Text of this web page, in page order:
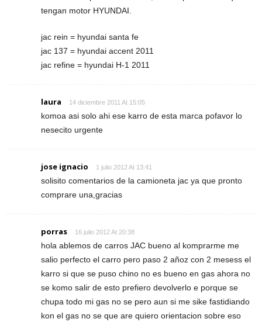
tengan motor HYUNDAI.
jac rein = hyundai santa fe
jac 137 = hyundai accent 2011
jac refine = hyundai H-1 2011
laura 14 diciembre 2011 At 15:05
komoa asi solo ahi ese karro de esta marca pofavor lo
nesecito urgente
jose ignacio 1 julio 2012 At 13:41
solisito comentarios de la camioneta jac ya que pronto
comprare una,gracias
porras 16 julio 2012 At 20:38
hola ablemos de carros JAC bueno al komprarme me
salio perfecto el carro pero paso 2 añoz con 2 mesess el
karro si que se puso chino no es bueno en gas ahora no
se komo salir de esto prefiero devolverlo e porque se
chupa todo mi gas no se pero aun si me sike fastidiando
kon el gas no se que are quiero orientacion sobre eso